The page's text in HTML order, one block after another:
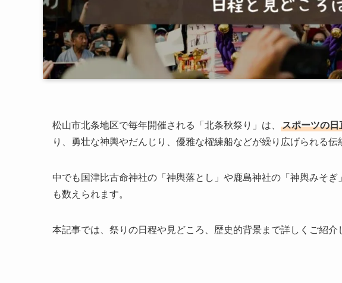
松山市北条地区で毎年開催される「北条秋祭り」は、 スポーツの日
り、勇壮な神輿やだんじり、優雅な櫂練船などが繰り広げられる伝
中でも国津比古命神社の「神輿落とし」や鹿島神社の「神輿みそ
も数えられます。
本記事では、祭りの日程や見どころ、歴史的背景まで詳しくご紹介